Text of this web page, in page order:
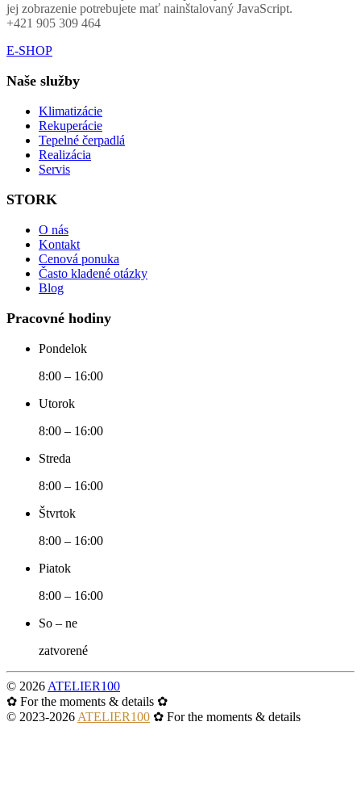
jej zobrazenie potrebujete mať nainštalovaný JavaScript.
+421 905 309 464
E-SHOP
Naše služby
Klimatizácie
Rekuperácie
Tepelné čerpadlá
Realizácia
Servis
STORK
O nás
Kontakt
Cenová ponuka
Často kladené otázky
Blog
Pracovné hodiny
Pondelok
8:00 – 16:00
Utorok
8:00 – 16:00
Streda
8:00 – 16:00
Štvrtok
8:00 – 16:00
Piatok
8:00 – 16:00
So – ne
zatvorené
© 2026 ATELIER100
✿ For the moments & details ✿
© 2023-2026 ATELIER100 ✿ For the moments & details